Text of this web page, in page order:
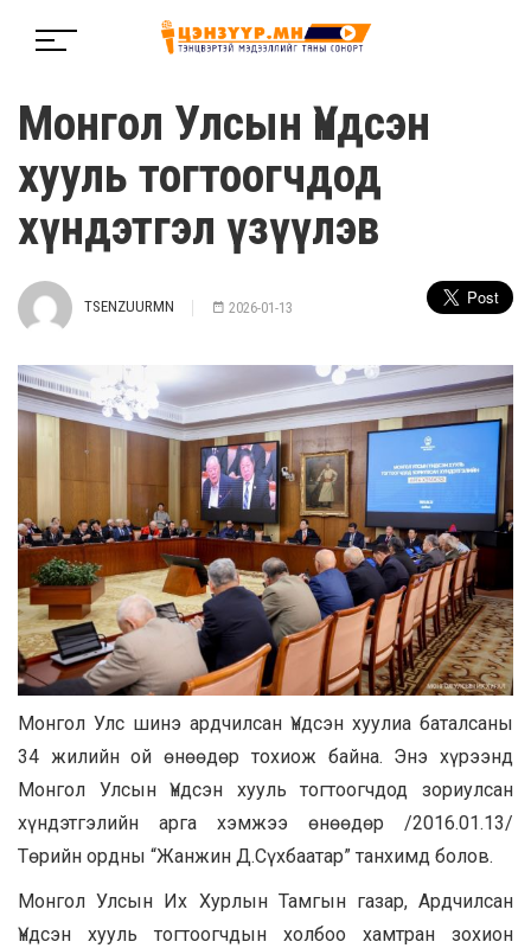
Монгол Улсын Үндсэн
хууль тогтоогчдод
хүндэтгэл үзүүлэв
TSENZUURMN 2026-01-13
Монгол Улс шинэ ардчилсан Үндсэн хуулиа баталсаны
34 жилийн ой өнөөдөр тохиож байна. Энэ хүрээнд
Монгол Улсын Үндсэн хууль тогтоогчдод зориулсан
хүндэтгэлийн арга хэмжээ өнөөдөр /2016.01.13/
Төрийн ордны “Жанжин Д.Сүхбаатар” танхимд болов.
Монгол Улсын Их Хурлын Тамгын газар, Ардчилсан
Үндсэн хууль тогтоогчдын холбоо хамтран зохион